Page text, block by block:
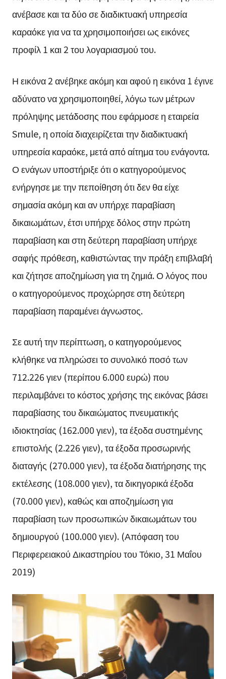
ανέβασε και τα δύο σε διαδικτυακή υπηρεσία
καραόκε για να τα χρησιμοποιήσει ως εικόνες
προφίλ 1 και 2 του λογαριασμού του.
Η εικόνα 2 ανέβηκε ακόμη και αφού η εικόνα 1 έγινε
αδύνατο να χρησιμοποιηθεί, λόγω των μέτρων
πρόληψης μετάδοσης που εφάρμοσε η εταιρεία
Smule, η οποία διαχειρίζεται την διαδικτυακή
υπηρεσία καραόκε, μετά από αίτημα του ενάγοντα.
Ο ενάγων υποστήριξε ότι ο κατηγορούμενος
ενήργησε με την πεποίθηση ότι δεν θα είχε
σημασία ακόμη και αν υπήρχε παραβίαση
δικαιωμάτων, έτσι υπήρχε δόλος στην πρώτη
παραβίαση και στη δεύτερη παραβίαση υπήρχε
σαφής πρόθεση, καθιστώντας την πράξη επιβλαβή
και ζήτησε αποζημίωση για τη ζημιά. Ο λόγος που
ο κατηγορούμενος προχώρησε στη δεύτερη
παραβίαση παραμένει άγνωστος.
Σε αυτή την περίπτωση, ο κατηγορούμενος
κλήθηκε να πληρώσει το συνολικό ποσό των
712.226 γιεν (περίπου 6.000 ευρώ) που
περιλαμβάνει το κόστος χρήσης της εικόνας βάσει
παραβίασης του δικαιώματος πνευματικής
ιδιοκτησίας (162.000 γιεν), τα έξοδα συστημένης
επιστολής (2.226 γιεν), τα έξοδα προσωρινής
διαταγής (270.000 γιεν), τα έξοδα διατήρησης της
εκτέλεσης (108.000 γιεν), τα δικηγορικά έξοδα
(70.000 γιεν), καθώς και αποζημίωση για
παραβίαση των προσωπικών δικαιωμάτων του
δημιουργού (100.000 γιεν). (Απόφαση του
Περιφερειακού Δικαστηρίου του Τόκιο, 31 Μαΐου
2019)